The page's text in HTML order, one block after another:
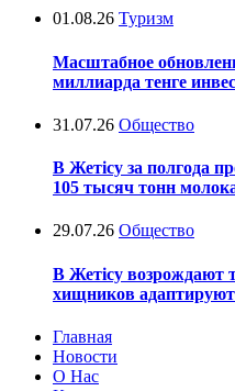
01.08.26 Туризм
Масштабное
миллиарда тенге
31.07.26 Общество
В Жетісу за полгода
105 тысяч тонн
29.07.26 Общество
В Жетісу возрождают
хищников
Главная
Новости
О Нас